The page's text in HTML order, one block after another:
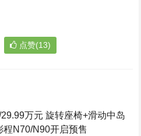
点赞(13)
万元 旋转座椅+滑动中岛
程N70/N90开启预售